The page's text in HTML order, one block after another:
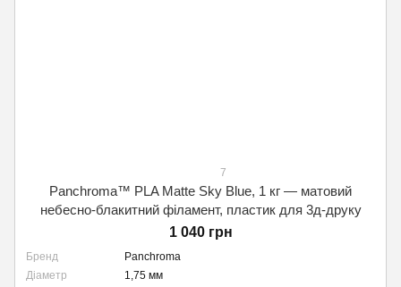
7
Panchroma™ PLA Matte Sky Blue, 1 кг — матовий
небесно-блакитний філамент, пластик для 3д-друку
1 040 грн
Бренд
Panchroma
Діаметр
1,75 мм